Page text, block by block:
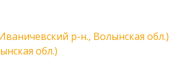
р-н., Волынская обл.)
обл.)